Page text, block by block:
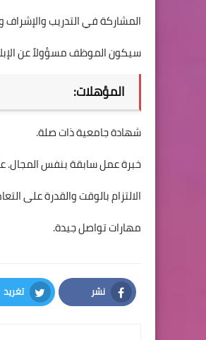
المشاركة في التدريب والإشراف
سيكون الموظف مسؤولاً عن
المؤهلات:
شهادة جامعية ذات صلة.
خبرة عمل سابقة بنفس المجال.
الالتزام بالوقت والقدرة على
مهارات تواصل جيدة.
نشر
Facebook
تغريد
Twitter